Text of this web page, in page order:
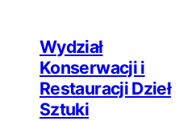
Wydział
Konserwacji i
Restauracji Dzieł
Sztuki